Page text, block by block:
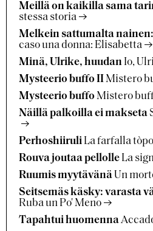
Meillä on kaikilla sama
stessa storia
Melkein sattumalta
caso una donna: Elisabetta
Minä, Ulrike, huudan Io,
Mysteerio buffo IIMistero
Mysteerio buffoMistero
Näillä palkoilla ei makseta
Perhoshiiruli La farfalla
Rouva joutaa pellolle La
Ruumis myytävänä Un
Seitsemäs käsky: varasta
Ruba un Po' Meno
Tapahtui huomenna